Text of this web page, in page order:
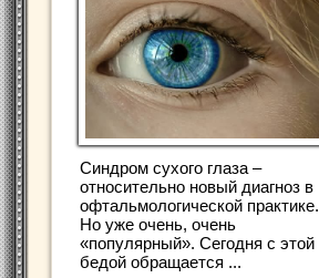
Синдром сухого глаза –
относительно новый диагноз в
офтальмологической практике.
Но уже очень, очень
«популярный». Сегодня с этой
бедой обращается ...